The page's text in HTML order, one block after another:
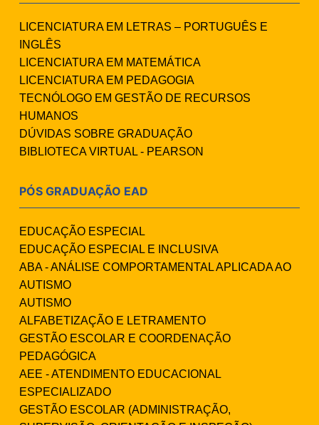
LICENCIATURA EM LETRAS – PORTUGUÊS E
INGLÊS
LICENCIATURA EM MATEMÁTICA
LICENCIATURA EM PEDAGOGIA
TECNÓLOGO EM GESTÃO DE RECURSOS
HUMANOS
DÚVIDAS SOBRE GRADUAÇÃO
BIBLIOTECA VIRTUAL - PEARSON
PÓS GRADUAÇÃO EAD
EDUCAÇÃO ESPECIAL
EDUCAÇÃO ESPECIAL E INCLUSIVA
ABA - ANÁLISE COMPORTAMENTAL APLICADA AO
AUTISMO
AUTISMO
ALFABETIZAÇÃO E LETRAMENTO
GESTÃO ESCOLAR E COORDENAÇÃO
PEDAGÓGICA
AEE - ATENDIMENTO EDUCACIONAL
ESPECIALIZADO
GESTÃO ESCOLAR (ADMINISTRAÇÃO,